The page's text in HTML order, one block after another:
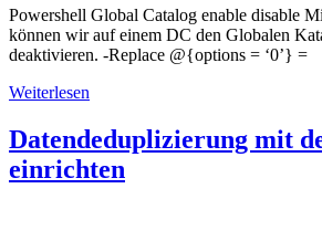
Powershell Global Catalog enable disable
können wir auf einem DC den Globalen
deaktivieren. -Replace @{options = ‘0’} =
Weiterlesen
Datendeduplizierung mit
einrichten